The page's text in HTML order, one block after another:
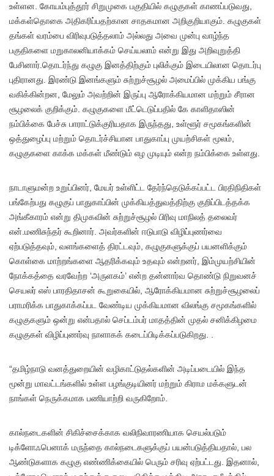
உள்ளன. கோயம்புத்தூர் சிறுமுகை பகுதியில் கழுகுகள் காணப்படுவது,
மக்கள்தொகை அதிகரிப்பதற்கான சாதகமான அறிகுறியாகும். கழுகுகள்
தங்கள் வரம்பை விரிவுபடுத்தலாம் அல்லது அவை முன்பு வாழ்ந்த
பகுதிகளை மறுகாலனியாக்கம் செய்யலாம் என்று இது அறிவுறுத்தி
பேசினார்.தொடர்ந்து கழுகு இனத்திற்கும் புலிக்கும் இடையிலான தொடர்பு
புதிரானது. இரண்டு இனங்களும் சுற்றுச்சூழல் அமைப்பில் முக்கிய பங்கு
வகிக்கின்றன, மேலும் அவற்றின் இருப்பு ஆரோக்கியமான மற்றும் சீரான
சூழலைக் குறிக்கும். கழுகுகளை மீட்டெடுப்பதில் கே காளிதாஸின்
நம்பிக்கை பேச்சு பாராட்டுக்குரியதாக இருந்தது, உள்ளூர் சமூகங்களின்
ஒத்துழைப்பு மற்றும் தொடர்ச்சியான பாதுகாப்பு முயற்சிகள் மூலம்,
கழுகுகளை காக்க மக்கள் மீண்டும் எழ முடியும் என்ற நம்பிக்கை உள்ளது.
நாடாளுமன்ற உறுப்பினர், மேயர் உள்ளிட்ட தேர்ந்தெடுக்கப்பட்ட பிரதிநிதிகள்
பங்கேற்பது கழுகுப் பாதுகாப்பின் முக்கியத்துவத்திற்கு குறிப்பிடத்தக்க
அங்கீகாரம் என்று திமுகவின் சுற்றுச்சூழல் பிரிவு மாநிலத் தலைவர்
என்.மணிசுந்தர் கூறினார். அவர்களின் ஈடுபாடு விழிப்புணர்வை
ஏற்படுத்தவும், வளங்களைத் திரட்டவும், கழுகுகளுக்குப் பயனளிக்கும்
கொள்கை மாற்றங்களை ஆதரிக்கவும் உதவும் என்றனர், இம்முயற்சியின்
நோக்கத்தை வரவேற்ற ‘அருளகம்’ என்ற தன்னார்வ தொண்டு நிறுவனச்
செயலர் எஸ் பாரதிதாசன் கூறுகையில், ஆரோக்கியமான சுற்றுச்சூழலைப்
பராமரிக்க பாதுகாக்கப்பட வேண்டிய முக்கியமான விலங்கு சமூகங்களில்
கழுகுகளும் ஒன்று என்பதால் செப்டம்பர் மாதத்தின் முதல் சனிக்கிழமை
கழுகுகள் விழிப்புணர்வு நாளாகக் கடைப்பிடிக்கப்படுகிறது. .
“தமிழ்நாடு வனத்துறையின் வழிகாட்டுதல்களின் அடிப்படையில் இந்த
மூன்று மாவட்டங்களில் உள்ள பழங்குடியினர் மற்றும் கிராம மக்களுடன்
நாங்கள் நெருக்கமாக பணியாற்றி வருகிறோம்.
கால்நடைகளின் சிகிச்சைக்காக வலிநிவாரணியாக செயல்படும்
டிக்ளோஃபெனாக் மருந்தை கால்நடைகளுக்குப் பயன்படுத்தியதால், பல
ஆண்டுகளாக கழுகு எண்ணிக்கையில் பெரும் சரிவு ஏற்பட்டது. இதனால்,